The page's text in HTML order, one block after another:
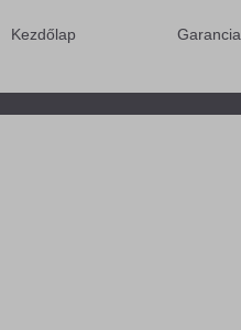
Kezdőlap Garancia